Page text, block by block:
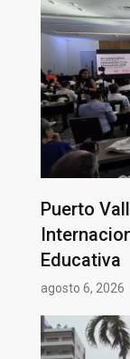
Puerto
Educativa
agosto 6, 2026